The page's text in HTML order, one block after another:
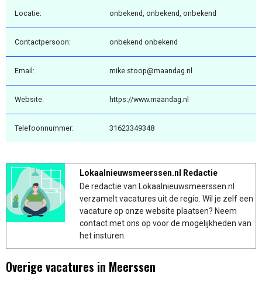
Locatie: onbekend, onbekend, onbekend
Contactpersoon: onbekend onbekend
Email: mike.stoop@maandag.nl
Website: https://www.maandag.nl
Telefoonnummer: 31623349348
Lokaalnieuwsmeerssen.nl Redactie
De redactie van Lokaalnieuwsmeerssen.nl
verzamelt vacatures uit de regio. Wil je zelf een
vacature op onze website plaatsen? Neem
contact met ons op voor de mogelijkheden van
het insturen.
Overige vacatures in Meerssen